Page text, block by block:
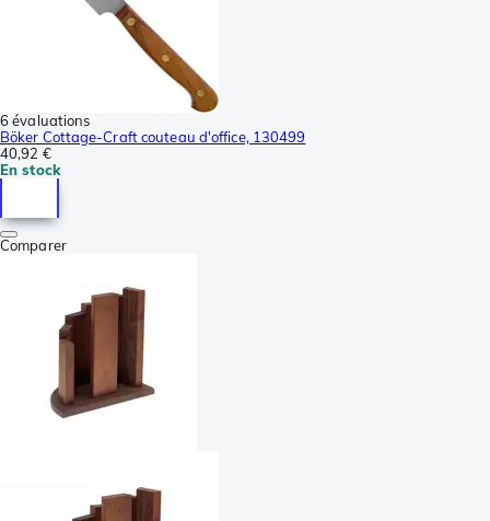
6 évaluations
Böker Cottage-Craft couteau d'office, 130499
40,92 €
En stock
Comparer